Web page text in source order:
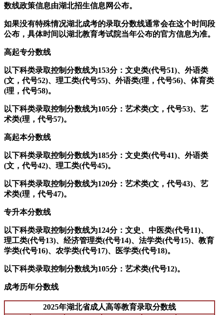
数线政策信息由湖北招生信息网公布。
如果没有特殊情况湖北成考的录取分数线通常会在这个时间段
公布，具体时间以湖北教育考试院当年公布的官方信息为准。
高起专分数线
以下科类录取控制分数线为153分：文史类(代号51)、外语类
(文，代号52)、理工类(代号55)、外语类(理，代号56)、体育类
(理，代号58)。
以下科类录取控制分数线为105分：艺术类(文，代号53)、艺
术类(理，代号57)。
高起本分数线
以下科类录取控制分数线为185分：文史类(代号41)、外语类
(文，代号42)、理工类(代号45)。
以下科类录取控制分数线为120分：艺术类(文，代号43)、艺
术类(理，代号47)。
专升本分数线
以下科类录取控制分数线为124分：文史、中医类(代号11)、
理工类(代号13)、经济管理类(代号14)、法学类(代号15)、教育
学类(代号16)、农学类(代号17)、医学类(代号18)。
以下科类录取控制分数线为105分：艺术类(代号12)。
成考历年分数线
2025年湖北省成人高等教育录取分数线